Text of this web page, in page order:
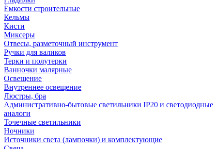
Ёмкости строительные
Кельмы
Кисти
Миксеры
Отвесы, разметочный инструмент
Ручки для валиков
Терки и полутерки
Ванночки малярные
Освещение
Внутреннее освещение
Люстры, бра
Административно-бытовые светильники IP20 и светодиодные
аналоги
Точечные светильники
Ночники
Источники света (лампочки) и комплектующие